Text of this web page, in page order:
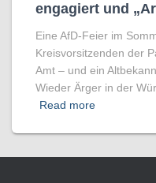
engagiert und
Eine AfD-Feier im
Kreisvorsitzenden der
Amt – und ein
Wieder Ärger in der
Read more